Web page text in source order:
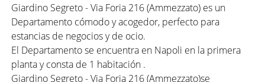
Giardino Segreto - Via Foria 216 (Ammezzato) es un
Departamento cómodo y acogedor, perfecto para
estancias de negocios y de ocio.
El Departamento se encuentra en Napoli en la primera
planta y consta de 1 habitación .
Giardino Segreto - Via Foria 216 (Ammezzato)se